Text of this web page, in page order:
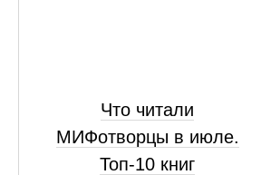
Что читали
МИФотворцы в июле.
Топ-10 книг